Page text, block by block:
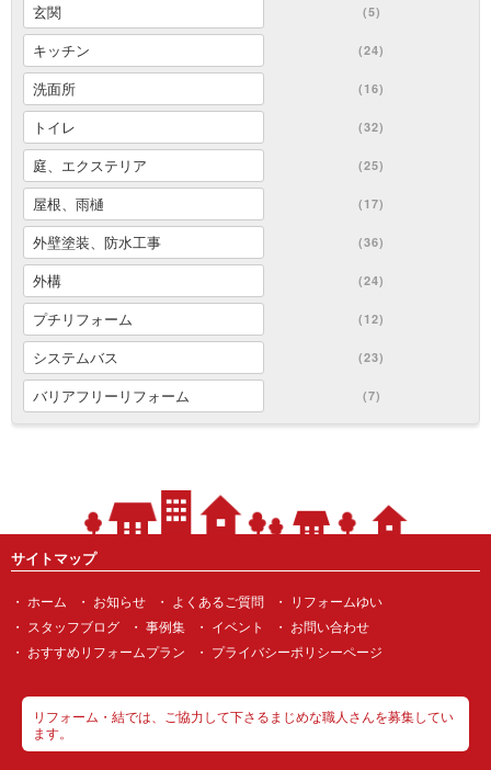
玄関 (5)
キッチン (24)
洗面所 (16)
トイレ (32)
庭、エクステリア (25)
屋根、雨樋 (17)
外壁塗装、防水工事 (36)
外構 (24)
プチリフォーム (12)
システムバス (23)
バリアフリーリフォーム (7)
サイトマップ
ホーム お知らせ よくあるご質問
リフォームゆい
スタッフブログ
事例集 イベント
お問い合わせ
おすすめリフォームプラン
プライバシーポリシーページ
リフォーム・結では、ご協力して下さるまじめな職人さんを募集してい
ます。